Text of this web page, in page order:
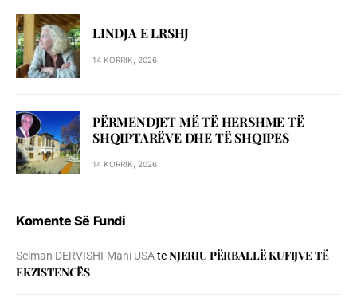
LINDJA E LRSHJ
14 KORRIK, 2026
PËRMENDJET MË TË HERSHME TË
SHQIPTARËVE DHE TË SHQIPES
14 KORRIK, 2026
Komente Së Fundi
Selman DERVISHI-Mani USAteNJERIU PЁRBALLЁ KUFIJVE TЁ
EKZISTENCЁS